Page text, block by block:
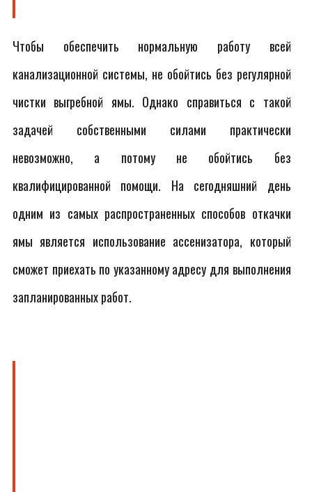
Чтобы обеспечить нормальную работу всей
канализационной системы, не обойтись без регулярной
чистки выгребной ямы. Однако справиться с такой
задачей собственными силами практически
невозможно, а потому не обойтись без
квалифицированной помощи. На сегодняшний день
одним из самых распространенных способов откачки
ямы является использование ассенизатора, который
сможет приехать по указанному адресу для выполнения
запланированных работ.